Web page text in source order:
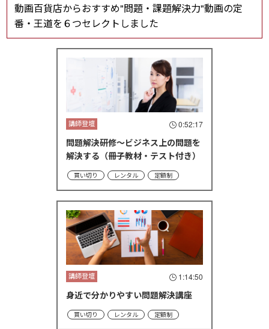
動画百貨店からおすすめ"問題・課題解決力"動画の定
番・王道を６つセレクトしました
講師登壇 0:52:17
問題解決研修～ビジネス上の問題を
解決する（冊子教材・テスト付き）
買い切り レンタル 定額制
講師登壇 1:14:50
身近で分かりやすい問題解決講座
買い切り レンタル 定額制